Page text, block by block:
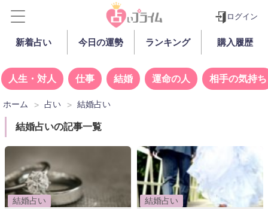
ログイン
新着占い 今日の運勢 ランキング 購入履歴
人生・対人 仕事 結婚 運命の人 相手の気持ち
ホーム 占い 結婚占い
結婚占いの記事一覧
結婚占い
結婚占い